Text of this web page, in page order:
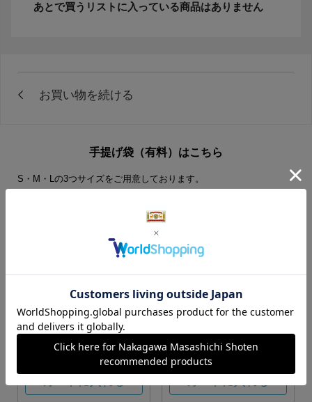
あとで買うリストに入っている商品はありません
手提げ袋（有料）はこちら
S・M・Lの3つサイズをご用意しております。
S・M・Lサイズより当店に
Sサイズ